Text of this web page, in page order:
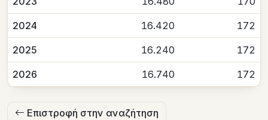
2024 16.420 172
2025 16.240 172
2026 16.740 172
Επιστροφή στην αναζήτηση